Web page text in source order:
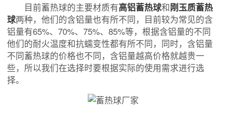
目前蓄热球的主要材质有高铝蓄热球和刚玉质蓄热
球两种，他们的含铝量也有所不同，目前较为常见的含
铝量有65%、70%、75%、85%等，根据含铝量的不同
他们的耐火温度和抗蠕变性都有所不同，同时，含铝量
不同蓄热球的价格也不同，含铝量越高价格就越贵一
些，所以我们在选择时要根据实际的使用需求进行选
择。